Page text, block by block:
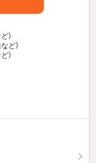
）
など）
）